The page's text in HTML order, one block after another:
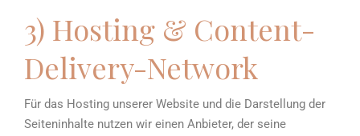
3) Hosting & Content-
Delivery-Network
Für das Hosting unserer Website und die Darstellung der
Seiteninhalte nutzen wir einen Anbieter, der seine